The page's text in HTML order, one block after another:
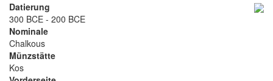
Datierung
300 BCE - 200 BCE
Nominale
Chalkous
Münzstätte
Kos